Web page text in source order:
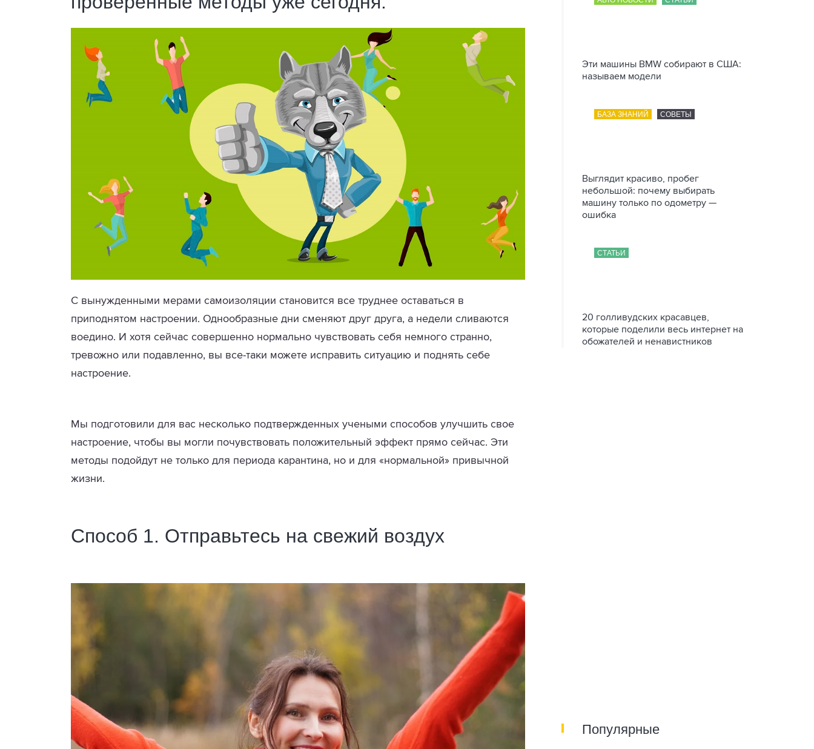
С вынужденными мерами самоизоляции становится все труднее оставаться в
приподнятом настроении. Однообразные дни сменяют друг друга, а недели сливаются
воедино. И хотя сейчас совершенно нормально чувствовать себя немного странно,
тревожно или подавленно, вы все-таки можете исправить ситуацию и поднять себе
настроение.
Мы подготовили для вас несколько подтвержденных учеными способов улучшить свое
настроение, чтобы вы могли почувствовать положительный эффект прямо сейчас. Эти
методы подойдут не только для периода карантина, но и для «нормальной» привычной
жизни.
Способ 1. Отправьтесь на свежий воздух
Эти машины BMW собирают в США:
называем модели
БАЗА ЗНАНИЙ СОВЕТЫ
Выглядит красиво, пробег
небольшой: почему выбирать
машину только по одометру —
ошибка
СТАТЬИ
20 голливудских красавцев,
которые поделили весь интернет на
обожателей и ненавистников
Популярные